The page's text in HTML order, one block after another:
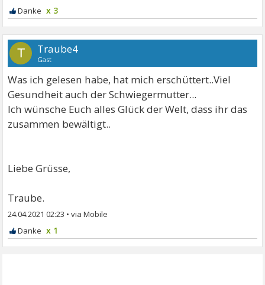
x 3
T Traube4
Gast
Was ich gelesen habe, hat mich erschüttert..Viel
Gesundheit auch der Schwiegermutter...
Ich wünsche Euch alles Glück der Welt, dass ihr das
zusammen bewältigt..
Liebe Grüsse,
Traube.
24.04.2021 02:23 •
x 1